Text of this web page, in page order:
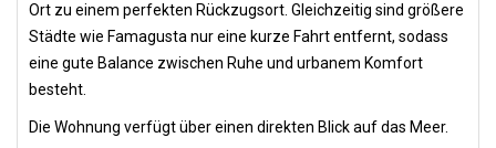
Ort zu einem perfekten Rückzugsort. Gleichzeitig sind größere
Städte wie Famagusta nur eine kurze Fahrt entfernt, sodass
eine gute Balance zwischen Ruhe und urbanem Komfort
besteht.
Die Wohnung verfügt über einen direkten Blick auf das Meer.